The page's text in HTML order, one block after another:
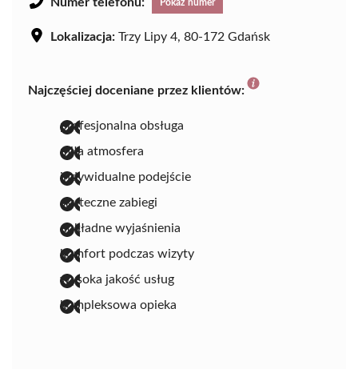
Pokaż numer
Lokalizacja: Trzy Lipy 4, 80-172 Gdańsk
Najczęściej doceniane przez klientów:
profesjonalna obsługa
miła atmosfera
indywidualne podejście
skuteczne zabiegi
dokładne wyjaśnienia
komfort podczas wizyty
wysoka jakość usług
kompleksowa opieka